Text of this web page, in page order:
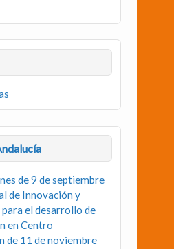
de 9 de septiembre
de Innovación y
el desarrollo de
en Centro
de 11 de noviembre